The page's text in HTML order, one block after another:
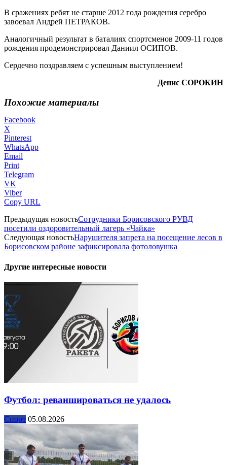
В сражениях ребят не старше 2012 года рождения серебро
завоевал Андрей ПЕТРАКОВ.
Аналогичный результат в баталиях спортсменов 2009-11 годов
рождения продемонстрировал Даниил ОСИПОВ.
Сердечно поздравляем с успешным выступлением!
Денис СОРОКИН
Похожие материалы
Facebook
X
Pinterest
WhatsApp
Email
Print
Telegram
VK
Viber
Copy URL
Предыдущая новостьСотрудники Борисовского РУВД
посетили оздоровительный лагерь «Чайка»
Следующая новостьНарушителя запрета на посещение лесов в
Борисовском районе зафиксировала фотоловушка
Другие интересные новости
Футбол: реваншироваться не удалось
Спорт 05.08.2026